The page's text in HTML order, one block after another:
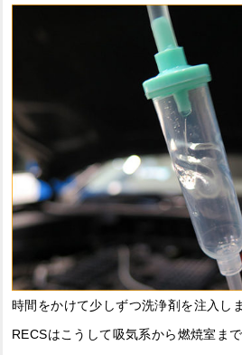
時間をかけて少しずつ洗浄剤を注入しま
RECSはこうして吸気系から燃焼室ま